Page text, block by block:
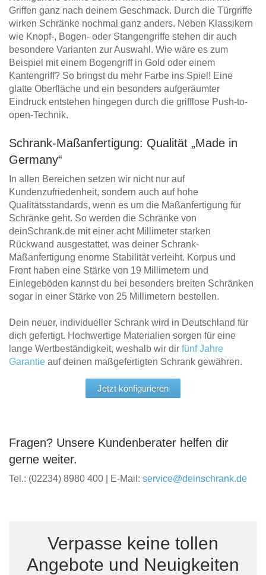
Griffen ganz nach deinem Geschmack. Durch die Türgriffe
wirken Schränke nochmal ganz anders. Neben Klassikern
wie Knopf-, Bogen- oder Stangengriffe stehen dir auch
besondere Varianten zur Auswahl. Wie wäre es zum
Beispiel mit einem Bogengriff in Gold oder einem
Kantengriff? So bringst du mehr Farbe ins Spiel! Eine
glatte Oberfläche und ein besonders aufgeräumter
Eindruck entstehen hingegen durch die grifflose Push-to-
open-Technik.
Schrank-Maßanfertigung: Qualität „Made in
Germany“
In allen Bereichen setzen wir nicht nur auf
Kundenzufriedenheit, sondern auch auf hohe
Qualitätsstandards, wenn es um die Maßanfertigung für
Schränke geht. So werden die Schränke von
deinSchrank.de mit einer acht Millimeter starken
Rückwand ausgestattet, was deiner Schrank-
Maßanfertigung enorme Stabilität verleiht. Korpus und
Front haben eine Stärke von 19 Millimetern und
Einlegeböden kannst du bei besonders breiten Schränken
sogar in einer Stärke von 25 Millimetern bestellen.
Dein neuer, individueller Schrank wird in Deutschland für
dich gefertigt. Hochwertige Materialien sorgen für eine
lange Wertbeständigkeit, weshalb wir dir fünf Jahre
Garantie auf deinen maßgefertigten Schrank gewähren.
Jetzt konfigurieren
Fragen? Unsere Kundenberater helfen dir
gerne weiter.
Tel.: (02234) 8980 400 | E-Mail: service@deinschrank.de
Verpasse keine tollen
Angebote und Neuigkeiten